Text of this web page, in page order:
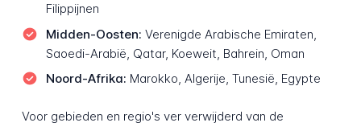
Filippijnen
Midden-Oosten: Verenigde Arabische Emiraten,
Saoedi-Arabië, Qatar, Koeweit, Bahrein, Oman
Noord-Afrika: Marokko, Algerije, Tunesië, Egypte
Voor gebieden en regio's ver verwijderd van de